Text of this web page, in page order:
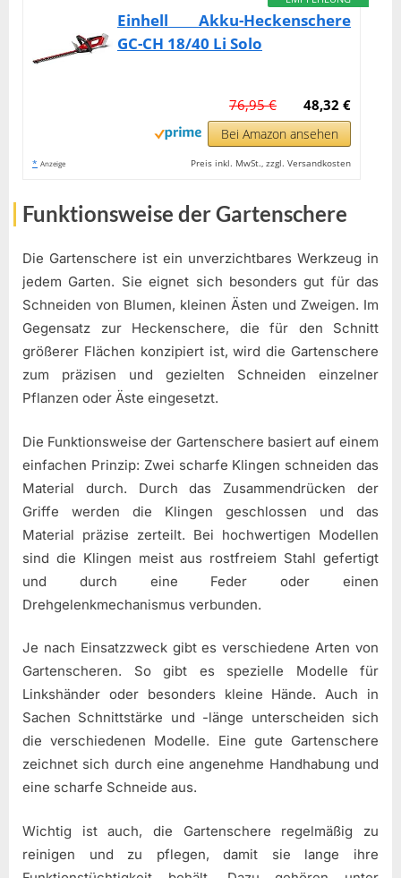
Einhell Akku-Heckenschere
GC-CH 18/40 Li Solo
48,32 €
76,95 €
Bei Amazon ansehen
* Anzeige Preis inkl. MwSt., zzgl. Versandkosten
Funktionsweise der Gartenschere
Die Gartenschere ist ein unverzichtbares Werkzeug in
jedem Garten. Sie eignet sich besonders gut für das
Schneiden von Blumen, kleinen Ästen und Zweigen. Im
Gegensatz zur Heckenschere, die für den Schnitt
größerer Flächen konzipiert ist, wird die Gartenschere
zum präzisen und gezielten Schneiden einzelner
Pflanzen oder Äste eingesetzt.
Die Funktionsweise der Gartenschere basiert auf einem
einfachen Prinzip: Zwei scharfe Klingen schneiden das
Material durch. Durch das Zusammendrücken der
Griffe werden die Klingen geschlossen und das
Material präzise zerteilt. Bei hochwertigen Modellen
sind die Klingen meist aus rostfreiem Stahl gefertigt
und durch eine Feder oder einen
Drehgelenkmechanismus verbunden.
Je nach Einsatzzweck gibt es verschiedene Arten von
Gartenscheren. So gibt es spezielle Modelle für
Linkshänder oder besonders kleine Hände. Auch in
Sachen Schnittstärke und -länge unterscheiden sich
die verschiedenen Modelle. Eine gute Gartenschere
zeichnet sich durch eine angenehme Handhabung und
eine scharfe Schneide aus.
Wichtig ist auch, die Gartenschere regelmäßig zu
reinigen und zu pflegen, damit sie lange ihre